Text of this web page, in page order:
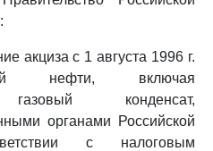
акциза с 1 августа 1996 г.
нефти, включая
газовый конденсат,
органами Российской
с налоговым